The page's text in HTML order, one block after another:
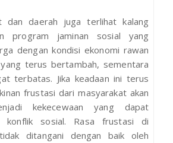
dan daerah juga terlihat kalang
program jaminan sosial yang
dengan kondisi ekonomi rawan
terus bertambah, sementara
terbatas. Jika keadaan ini terus
frustasi dari masyarakat akan
kekecewaan yang dapat
konflik sosial. Rasa frustasi di
ditangani dengan baik oleh